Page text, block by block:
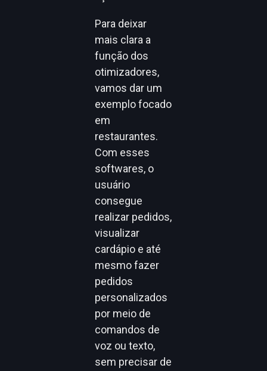
Para deixar
mais clara a
função dos
otimizadores,
vamos dar um
exemplo focado
em
restaurantes.
Com esses
softwares, o
usuário
consegue
realizar pedidos,
visualizar
cardápio e até
mesmo fazer
pedidos
personalizados
por meio de
comandos de
voz ou texto,
sem precisar de